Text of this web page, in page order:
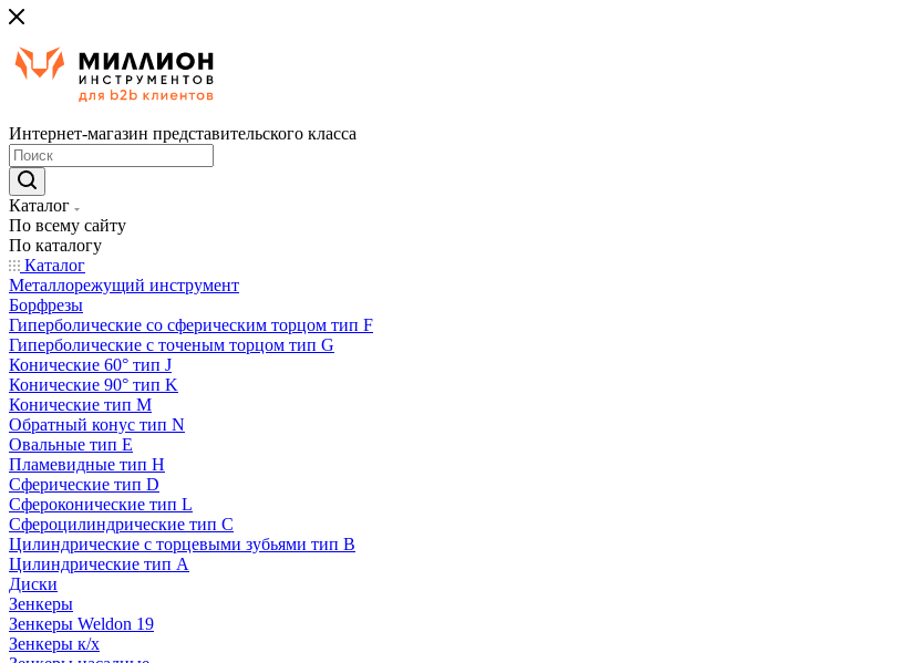
Интернет-магазин представительского класса
Каталог
По всему сайту
По каталогу
Каталог
Металлорежущий инструмент
Борфрезы
Гиперболические cо сферическим торцом тип F
Гиперболические с точеным торцом тип G
Конические 60° тип J
Конические 90° тип K
Конические тип M
Обратный конус тип N
Овальные тип E
Пламевидные тип H
Сферические тип D
Сфероконические тип L
Сфероцилиндрические тип C
Цилиндрические с торцевыми зубьями тип B
Цилиндрические тип А
Диски
Зенкеры
Зенкеры Weldon 19
Зенкеры к/х